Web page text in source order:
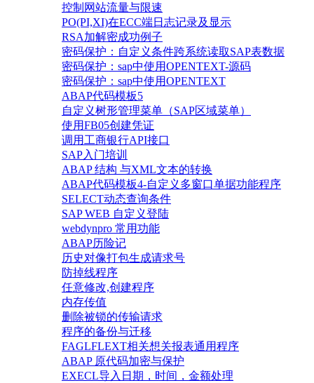
控制网站流量与限速
PO(PI,XI)在ECC端日志记录及显示
RSA加解密成功例子
密码保护：自定义条件跨系统读取SAP表数据
密码保护：sap中使用OPENTEXT-源码
密码保护：sap中使用OPENTEXT
ABAP代码模板5
自定义树形管理菜单（SAP区域菜单）
使用FB05创建凭证
调用工商银行API接口
SAP入门培训
ABAP 结构 与XML文本的转换
ABAP代码模板4-自定义多窗口单据功能程序
SELECT动态查询条件
SAP WEB 自定义登陆
webdynpro 常用功能
ABAP历险记
历史对像打包生成请求号
防掉线程序
任意修改,创建程序
内存传值
删除被锁的传输请求
程序的备份与迁移
FAGLFLEXT相关想关报表通用程序
ABAP 原代码加密与保护
EXECL导入日期，时间，金额处理